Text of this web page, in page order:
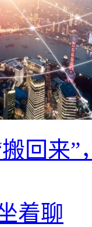
搬回来
着聊